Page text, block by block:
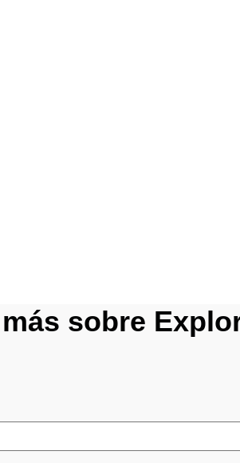
sobre